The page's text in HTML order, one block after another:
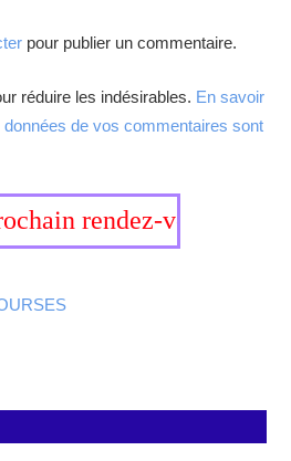
pour publier un commentaire.
réduire les indésirables. En savoir
de vos commentaires sont
rendez-vous, 19-